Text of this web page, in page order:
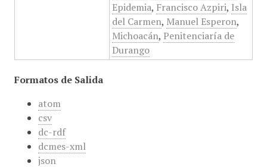
Epidemia, Francisco Azpiri, Isla
del Carmen, Manuel Esperon,
Michoacán, Penitenciaría de
Durango
Formatos de Salida
atom
csv
dc-rdf
dcmes-xml
json